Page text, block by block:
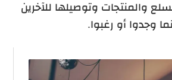
والمنتجات وتوصيلها للآخرين
وجدوا أو رغبوا.